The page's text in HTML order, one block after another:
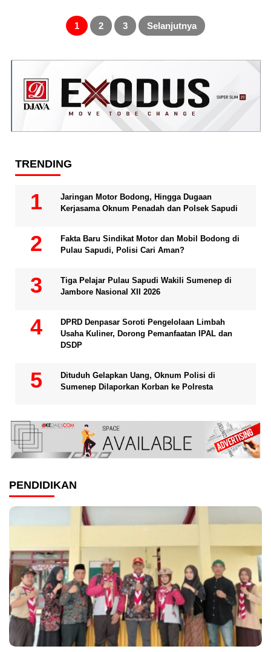
Paginasi
1 2 3 Selanjutnya
TRENDING
Jaringan Motor Bodong, Hingga Dugaan
Kerjasama Oknum Penadah dan Polsek Sapudi
Fakta Baru Sindikat Motor dan Mobil Bodong di
Pulau Sapudi, Polisi Cari Aman?
Tiga Pelajar Pulau Sapudi Wakili Sumenep di
Jambore Nasional XII 2026
DPRD Denpasar Soroti Pengelolaan Limbah
Usaha Kuliner, Dorong Pemanfaatan IPAL dan
DSDP
Dituduh Gelapkan Uang, Oknum Polisi di
Sumenep Dilaporkan Korban ke Polresta
PENDIDIKAN